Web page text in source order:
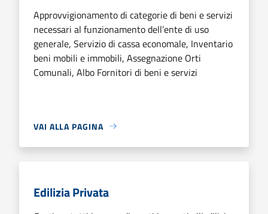
Approvvigionamento di categorie di beni e servizi
necessari al funzionamento dell’ente di uso
generale, Servizio di cassa economale, Inventario
beni mobili e immobili, Assegnazione Orti
Comunali, Albo Fornitori di beni e servizi
VAI ALLA PAGINA
Edilizia Privata